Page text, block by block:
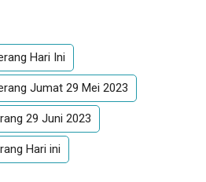
Hari Ini
Jumat 29 Mei 2023
29 Juni 2023
Hari ini